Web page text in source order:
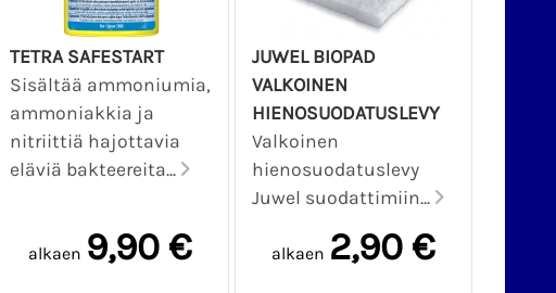
TETRA SAFESTART
Sisältää ammoniumia,
ammoniakkia ja
nitriittiä hajottavia
eläviä bakteereita...
alkaen 9,90 €
JUWEL BIOPAD
VALKOINEN
HIENOSUODATUSLEVY
Valkoinen
hienosuodatuslevy
Juwel suodattimiin...
alkaen 2,90 €